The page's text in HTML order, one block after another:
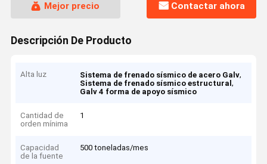
Mejor precio Contactar ahora
Descripción De Producto
Alta luz Sistema de frenado sísmico de acero Galv,
Sistema de frenado sísmico estructural,
Galv 4 forma de apoyo sísmico
Cantidad de
orden mínima
1
Capacidad
de la fuente
500 toneladas/mes